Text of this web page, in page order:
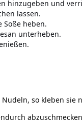
hinzugeben und
lassen.
heben.
unterheben.
so kleben sie